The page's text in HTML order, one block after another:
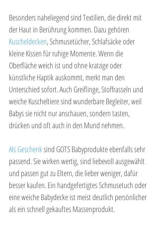
Besonders naheliegend sind Textilien, die direkt mit
der Haut in Berührung kommen. Dazu gehören
Kuscheldecken, Schmusetücher, Schlafsäcke oder
kleine Kissen für ruhige Momente. Wenn die
Oberfläche weich ist und ohne kratzige oder
künstliche Haptik auskommt, merkt man den
Unterschied sofort. Auch Greiflinge, Stoffrasseln und
weiche Kuscheltiere sind wunderbare Begleiter, weil
Babys sie nicht nur anschauen, sondern tasten,
drücken und oft auch in den Mund nehmen.
Als Geschenk sind GOTS Babyprodukte ebenfalls sehr
passend. Sie wirken wertig, sind liebevoll ausgewählt
und passen gut zu Eltern, die lieber weniger, dafür
besser kaufen. Ein handgefertigtes Schmusetuch oder
eine weiche Babydecke ist meist deutlich persönlicher
als ein schnell gekauftes Massenprodukt.